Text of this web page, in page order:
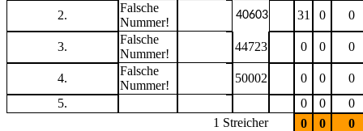
2.
Falsche
Nummer!
40603 31 0 0
3.
Falsche
Nummer!
44723 0 0 0
4.
Falsche
Nummer!
50002 0 0
0
5.
0 0
0
1 Streicher
0 0 0